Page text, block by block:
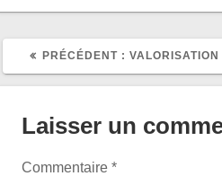
PRÉCÉDENT : ARTICLE
Laisser un
Commentaire*